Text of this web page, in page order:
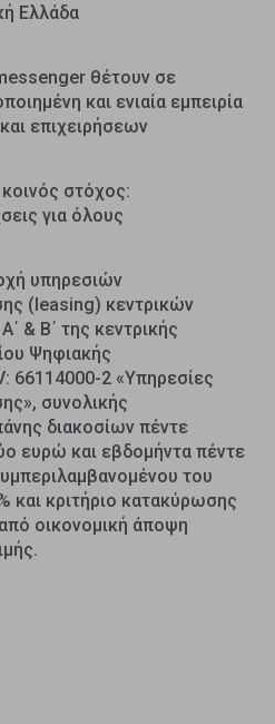
Ελλάδα
θέτουν σε
και ενιαία εμπειρία
επιχειρήσεων
στόχος:
για όλους
υπηρεσιών
(leasing) κεντρικών
& Β΄ της κεντρικής
Ψηφιακής
66114000-2 «Υπηρεσίες
συνολικής
διακοσίων πέντε
ευρώ και εβδομήντα πέντε
του
και κριτήριο κατακύρωσης
οικονομική άποψη